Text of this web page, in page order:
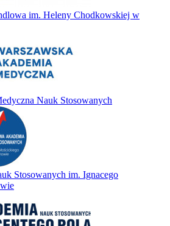
im. Heleny Chodkowskiej w
Nauk Stosowanych
Stosowanych im. Ignacego